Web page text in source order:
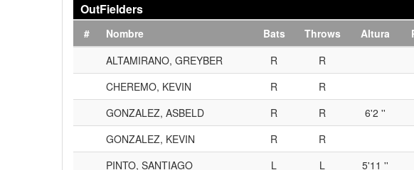
OutFielders
# Nombre Bats Throws Altura
ALTAMIRANO, GREYBER
R
R
CHEREMO, KEVIN
R
R
GONZALEZ, ASBELD
R R 6'2 ''
GONZALEZ, KEVIN
R
R
PINTO, SANTIAGO
L L 5'11 ''